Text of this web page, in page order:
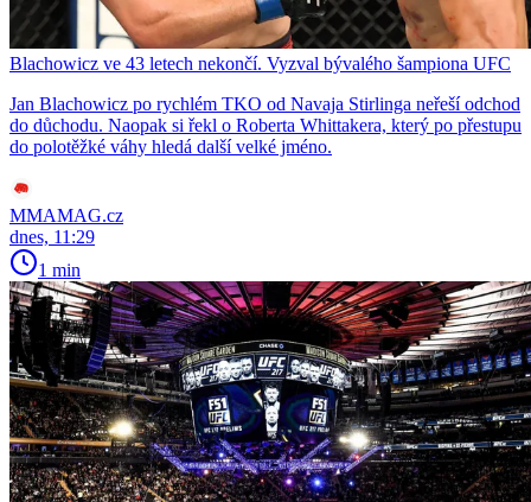
Blachowicz ve 43 letech nekončí. Vyzval bývalého šampiona UFC
Jan Blachowicz po rychlém TKO od Navaja Stirlinga neřeší odchod
do důchodu. Naopak si řekl o Roberta Whittakera, který po přestupu
do polotěžké váhy hledá další velké jméno.
MMAMAG.cz
dnes, 11:29
1 min